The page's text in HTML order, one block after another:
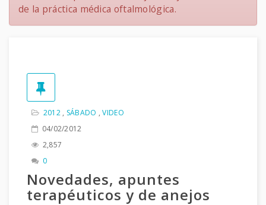
de la práctica médica oftalmológica.
2012, SÁBADO ,VIDEO
04/02/2012
2,857
0
Novedades, apuntes
terapéuticos y de anejos